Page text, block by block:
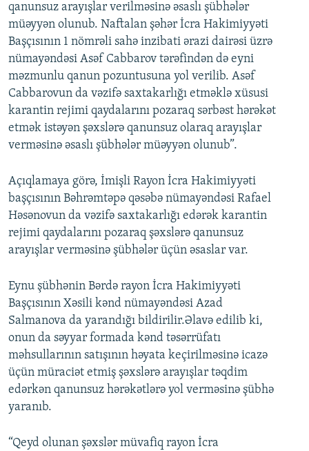
qanunsuz arayışlar verilməsinə əsaslı şübhələr
müəyyən olunub. Naftalan şəhər İcra Hakimiyyəti
Başçısının 1 nömrəli sahə inzibati ərazi dairəsi üzrə
nümayəndəsi Asəf Cabbarov tərəfindən də eyni
məzmunlu qanun pozuntusuna yol verilib. Asəf
Cabbarovun da vəzifə saxtakarlığı etməklə xüsusi
karantin rejimi qaydalarını pozaraq sərbəst hərəkət
etmək istəyən şəxslərə qanunsuz olaraq arayışlar
verməsinə əsaslı şübhələr müəyyən olunub”.
Açıqlamaya görə, İmişli Rayon İcra Hakimiyyəti
başçısının Bəhrəmtəpə qəsəbə nümayəndəsi Rafael
Həsənovun da vəzifə saxtakarlığı edərək karantin
rejimi qaydalarını pozaraq şəxslərə qanunsuz
arayışlar verməsinə şübhələr üçün əsaslar var.
Eynu şübhənin Bərdə rayon İcra Hakimiyyəti
Başçısının Xəsili kənd nümayəndəsi Azad
Salmanova da yarandığı bildirilir.Əlavə edilib ki,
onun da səyyar formada kənd təsərrüfatı
məhsullarının satışının həyata keçirilməsinə icazə
üçün müraciət etmiş şəxslərə arayışlar təqdim
edərkən qanunsuz hərəkətlərə yol verməsinə şübhə
yaranıb.
“Qeyd olunan şəxslər müvafiq rayon İcra